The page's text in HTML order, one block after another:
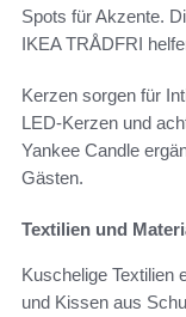
Spots für Akzente.
IKEA TRÅDFRI
Kerzen sorgen für
LED-Kerzen und
Yankee Candle
Gästen.
Textilien und
Kuschelige Textilien
und Kissen aus